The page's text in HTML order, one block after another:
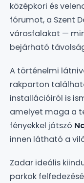
középkori és
fórumot, a Szent
városfalakat —
bejárható
A történelmi
rakparton
installációiról is
amelyet maga a
fényekkel játszó
innen látható a
Zadar ideális
parkok